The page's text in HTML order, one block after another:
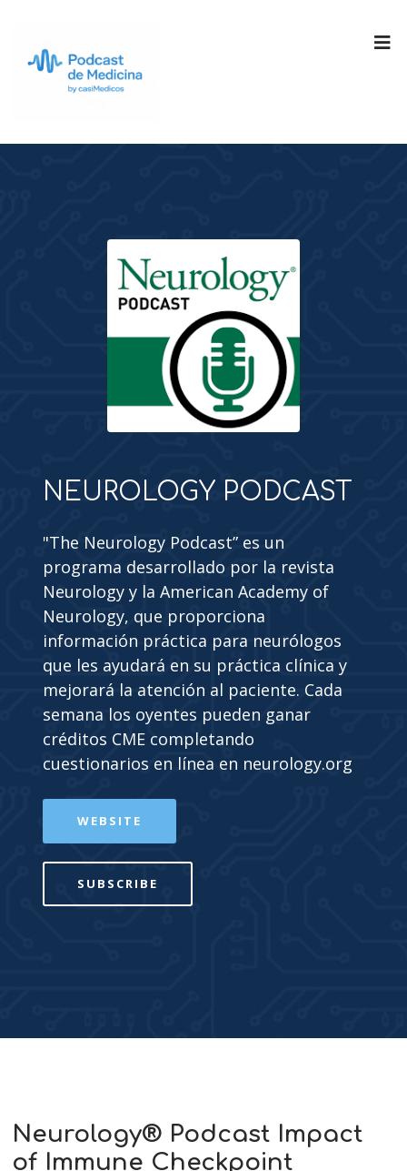
NEUROLOGY PODCAST
"The Neurology Podcast” es un
programa desarrollado por la revista
Neurology y la American Academy of
Neurology, que proporciona
información práctica para neurólogos
que les ayudará en su práctica clínica y
mejorará la atención al paciente. Cada
semana los oyentes pueden ganar
créditos CME completando
cuestionarios en línea en neurology.org
WEBSITE
SUBSCRIBE
Neurology® Podcast Impact
of Immune Checkpoint